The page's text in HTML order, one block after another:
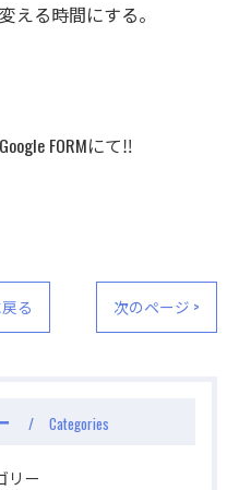
える時間にする。
FORMにて‼️
る 次のページ >
Categories
リー